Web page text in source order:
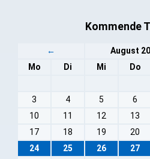
Kommende
← August
Mo
Di Mi Do
3
4 5 6
10
11 12 13
17
18 19 20
24
25 26 27